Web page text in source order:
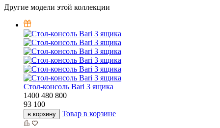
Другие модели этой коллекции
Стол-консоль Bari 3 ящика
1400 480 800
93 100
в корзину Товар в корзине